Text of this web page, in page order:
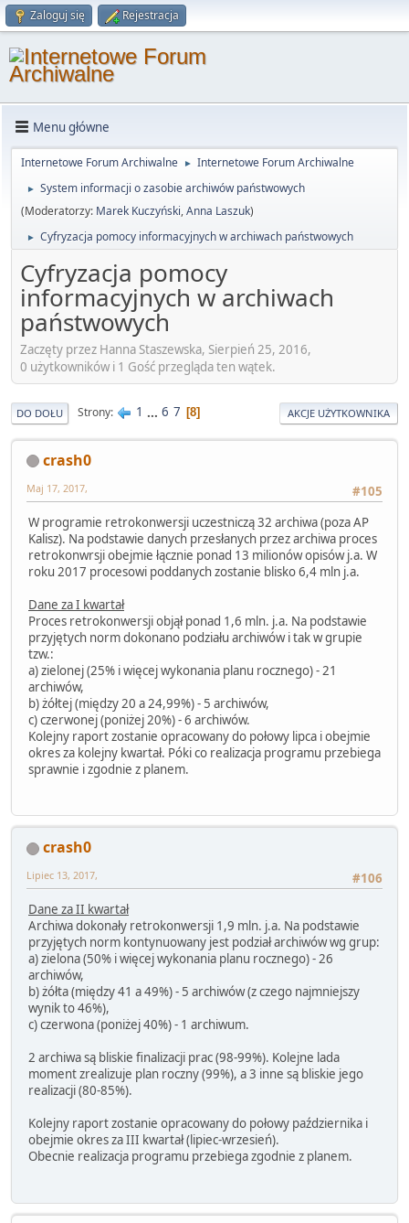
Zaloguj się Rejestracja
Menu główne
Internetowe Forum Archiwalne ► Internetowe Forum Archiwalne
►
System informacji o zasobie archiwów państwowych
(Moderatorzy: Marek Kuczyński,Anna Laszuk)
► Cyfryzacja pomocy informacyjnych w archiwach państwowych
Cyfryzacja pomocy
informacyjnych w archiwach
państwowych
Zaczęty przez Hanna Staszewska, Sierpień 25, 2016,
0 użytkowników i 1 Gość przegląda ten wątek.
DO DOŁU Strony 1 ... 6 7 8 AKCJE UŻYTKOWNIKA
crash0
#105
Maj 17, 2017,
W programie retrokonwersji uczestniczą 32 archiwa (poza AP
Kalisz). Na podstawie danych przesłanych przez archiwa proces
retrokonwrsji obejmie łącznie ponad 13 milionów opisów j.a. W
roku 2017 procesowi poddanych zostanie blisko 6,4 mln j.a.
Dane za I kwartał
Proces retrokonwersji objął ponad 1,6 mln. j.a. Na podstawie
przyjętych norm dokonano podziału archiwów i tak w grupie
tzw.:
a) zielonej (25% i więcej wykonania planu rocznego) - 21
archiwów,
b) żółtej (między 20 a 24,99%) - 5 archiwów,
c) czerwonej (poniżej 20%) - 6 archiwów.
Kolejny raport zostanie opracowany do połowy lipca i obejmie
okres za kolejny kwartał. Póki co realizacja programu przebiega
sprawnie i zgodnie z planem.
crash0
#106
Lipiec 13, 2017,
Dane za II kwartał
Archiwa dokonały retrokonwersji 1,9 mln. j.a. Na podstawie
przyjętych norm kontynuowany jest podział archiwów wg grup:
a) zielona (50% i więcej wykonania planu rocznego) - 26
archiwów,
b) żółta (między 41 a 49%) - 5 archiwów (z czego najmniejszy
wynik to 46%),
c) czerwona (poniżej 40%) - 1 archiwum.
2 archiwa są bliskie finalizacji prac (98-99%). Kolejne lada
moment zrealizuje plan roczny (99%), a 3 inne są bliskie jego
realizacji (80-85%).
Kolejny raport zostanie opracowany do połowy października i
obejmie okres za III kwartał (lipiec-wrzesień).
Obecnie realizacja programu przebiega zgodnie z planem.